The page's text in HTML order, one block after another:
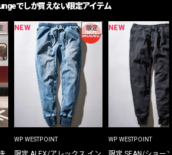
でしか買えない限定アイテム
NEW 限定
WP WESTPOINT
NEW
WP WESTPOINT